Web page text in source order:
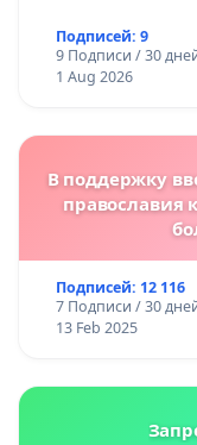
Подписей: 9
9 Подписи / 30
1 Aug 2026
В поддержку
православия
Подписей: 12 116
7 Подписи / 30
13 Feb 2025